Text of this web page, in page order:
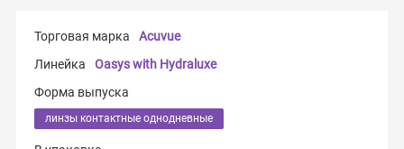
Торговая марка
Acuvue
Линейка
Oasys with Hydraluxe
Форма выпуска
линзы контактные однодневные